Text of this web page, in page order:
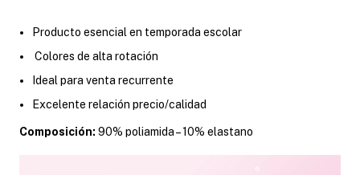
Producto esencial en temporada escolar
Colores de alta rotación
Ideal para venta recurrente
Excelente relación precio/calidad
Composición: 90% poliamida – 10% elastano